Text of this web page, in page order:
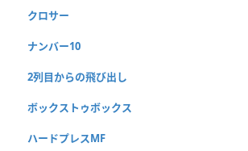
クロサー
ナンバー10
2列目からの飛び出し
ボックストゥボックス
ハードプレスMF